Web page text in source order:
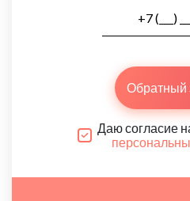
Обратный
Даю согласие